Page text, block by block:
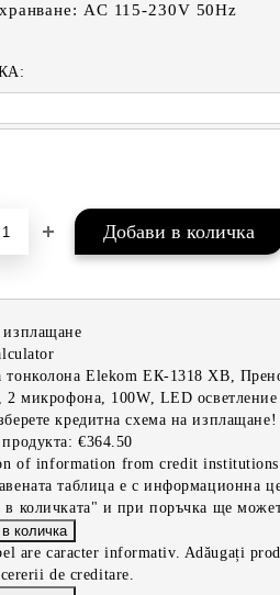
AC 115-230V 50Hz
тонколона Elekom ЕК-1318 ХВ,
2 микрофона, 100W, LED осветление
кредитна схема на изплащане!
€364.50
of information from credit institutions
таблица е с информационна
количката" и при поръчка ще
are caracter informativ. Adăugați
de creditare.